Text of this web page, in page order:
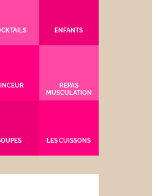
ENFANTS
REPAS
MUSCULATION
LES CUISSONS